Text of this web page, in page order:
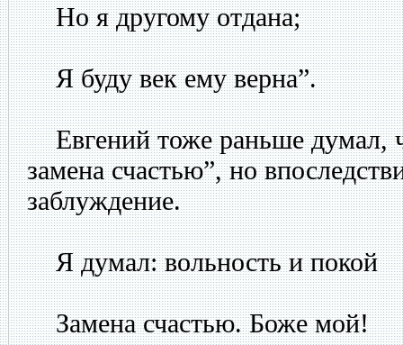
Но я другому отдана;
Я буду век ему верна”.
Евгений тоже раньше думал,
замена счастью”, но
заблуждение.
Я думал: вольность и покой
Замена счастью. Боже мой!